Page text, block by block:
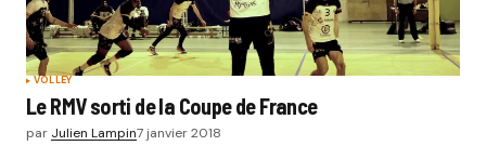
VOLLEY
Le RMV sorti de la Coupe de France
par Julien Lampin7 janvier 2018